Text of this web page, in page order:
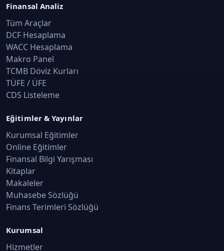
Finansal Analiz
Tüm Araçlar
DCF Hesaplama
WACC Hesaplama
Makro Panel
TCMB Döviz Kurları
TÜFE / ÜFE
CDS Listeleme
Eğitimler & Yayınlar
Kurumsal Eğitimler
Online Eğitimler
Finansal Bilgi Yarışması
Kitaplar
Makaleler
Muhasebe Sözlüğü
Finans Terimleri Sözlüğü
Kurumsal
Hizmetler